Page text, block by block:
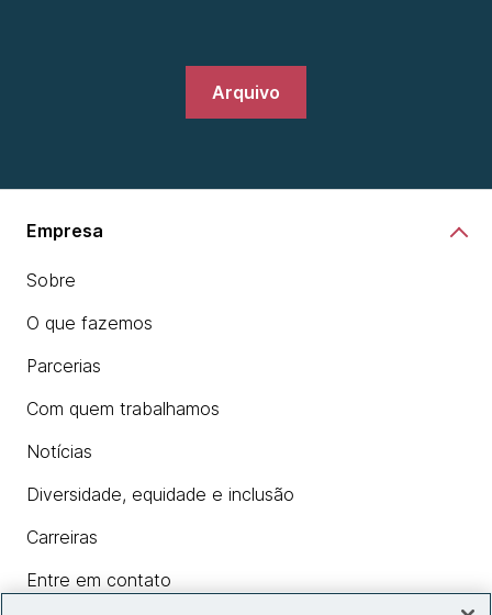
Arquivo
Empresa
Sobre
O que fazemos
Parcerias
Com quem trabalhamos
Notícias
Diversidade, equidade e inclusão
Carreiras
Entre em contato